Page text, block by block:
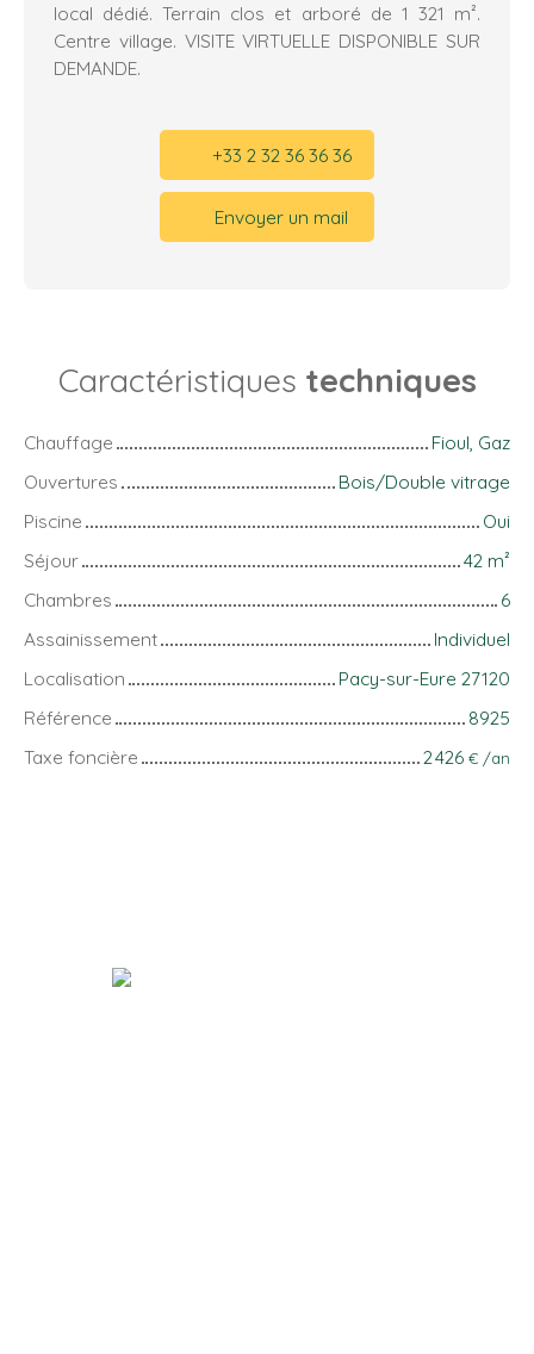
local dédié. Terrain clos et arboré de 1 321 m².
Centre village. VISITE VIRTUELLE DISPONIBLE SUR
DEMANDE.
+33 2 32 36 36 36
Envoyer un mail
Caractéristiques techniques
Chauffage
Fioul, Gaz
Ouvertures
Bois/Double vitrage
Piscine
Oui
Séjour
42 m²
Chambres
6
Assainissement
Individuel
Localisation
Pacy-sur-Eure 27120
Référence
8925
Taxe foncière
2 426 € /an